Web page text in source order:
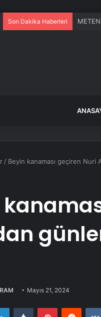
Son Dakika Haberleri
/ Beyin kanaması geçiren Nuri
Mayıs 21, 2024
LinkedInTumblr PinterestReddit